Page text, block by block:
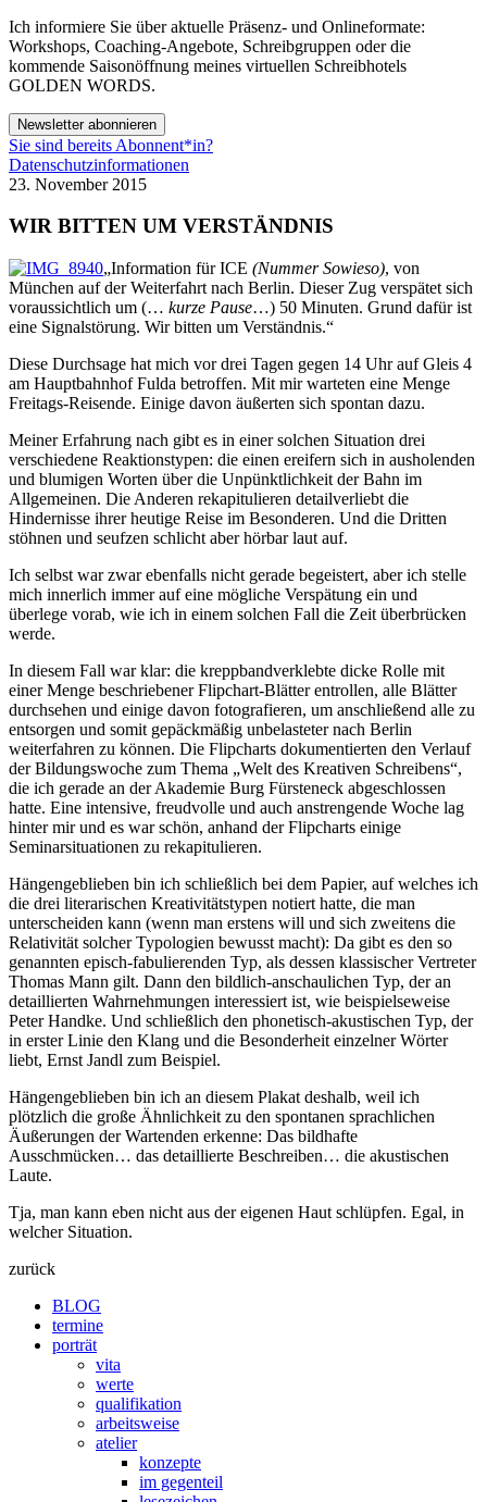
Ich informiere Sie über aktuelle Präsenz- und Onlineformate:
Workshops, Coaching-Angebote, Schreibgruppen oder die
kommende Saisonöffnung meines virtuellen Schreibhotels
GOLDEN WORDS.
Newsletter abonnieren
Sie sind bereits Abonnent*in?
Datenschutzinformationen
23. November 2015
WIR BITTEN UM VERSTÄNDNIS
„Information für ICE (Nummer Sowieso), von
München auf der Weiterfahrt nach Berlin. Dieser Zug verspätet sich
voraussichtlich um (… kurze Pause…) 50 Minuten. Grund dafür ist
eine Signalstörung. Wir bitten um Verständnis.“
Diese Durchsage hat mich vor drei Tagen gegen 14 Uhr auf Gleis 4
am Hauptbahnhof Fulda betroffen. Mit mir warteten eine Menge
Freitags-Reisende. Einige davon äußerten sich spontan dazu.
Meiner Erfahrung nach gibt es in einer solchen Situation drei
verschiedene Reaktionstypen: die einen ereifern sich in ausholenden
und blumigen Worten über die Unpünktlichkeit der Bahn im
Allgemeinen. Die Anderen rekapitulieren detailverliebt die
Hindernisse ihrer heutige Reise im Besonderen. Und die Dritten
stöhnen und seufzen schlicht aber hörbar laut auf.
Ich selbst war zwar ebenfalls nicht gerade begeistert, aber ich stelle
mich innerlich immer auf eine mögliche Verspätung ein und
überlege vorab, wie ich in einem solchen Fall die Zeit überbrücken
werde.
In diesem Fall war klar: die kreppbandverklebte dicke Rolle mit
einer Menge beschriebener Flipchart-Blätter entrollen, alle Blätter
durchsehen und einige davon fotografieren, um anschließend alle zu
entsorgen und somit gepäckmäßig unbelasteter nach Berlin
weiterfahren zu können. Die Flipcharts dokumentierten den Verlauf
der Bildungswoche zum Thema „Welt des Kreativen Schreibens“,
die ich gerade an der Akademie Burg Fürsteneck abgeschlossen
hatte. Eine intensive, freudvolle und auch anstrengende Woche lag
hinter mir und es war schön, anhand der Flipcharts einige
Seminarsituationen zu rekapitulieren.
Hängengeblieben bin ich schließlich bei dem Papier, auf welches ich
die drei literarischen Kreativitätstypen notiert hatte, die man
unterscheiden kann (wenn man erstens will und sich zweitens die
Relativität solcher Typologien bewusst macht): Da gibt es den so
genannten episch-fabulierenden Typ, als dessen klassischer Vertreter
Thomas Mann gilt. Dann den bildlich-anschaulichen Typ, der an
detaillierten Wahrnehmungen interessiert ist, wie beispielseweise
Peter Handke. Und schließlich den phonetisch-akustischen Typ, der
in erster Linie den Klang und die Besonderheit einzelner Wörter
liebt, Ernst Jandl zum Beispiel.
Hängengeblieben bin ich an diesem Plakat deshalb, weil ich
plötzlich die große Ähnlichkeit zu den spontanen sprachlichen
Äußerungen der Wartenden erkenne: Das bildhafte
Ausschmücken… das detaillierte Beschreiben… die akustischen
Laute.
Tja, man kann eben nicht aus der eigenen Haut schlüpfen. Egal, in
welcher Situation.
zurück
BLOG
termine
porträt
vita
werte
qualifikation
arbeitsweise
atelier
konzepte
im gegenteil